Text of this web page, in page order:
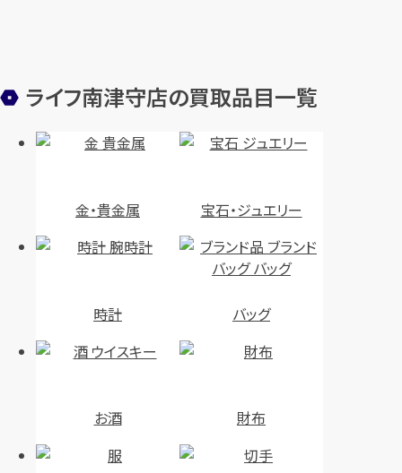
ライフ南津守店の買取品目一覧
金・貴金属 宝石・ジュエリー
時計 バッグ
お酒 財布